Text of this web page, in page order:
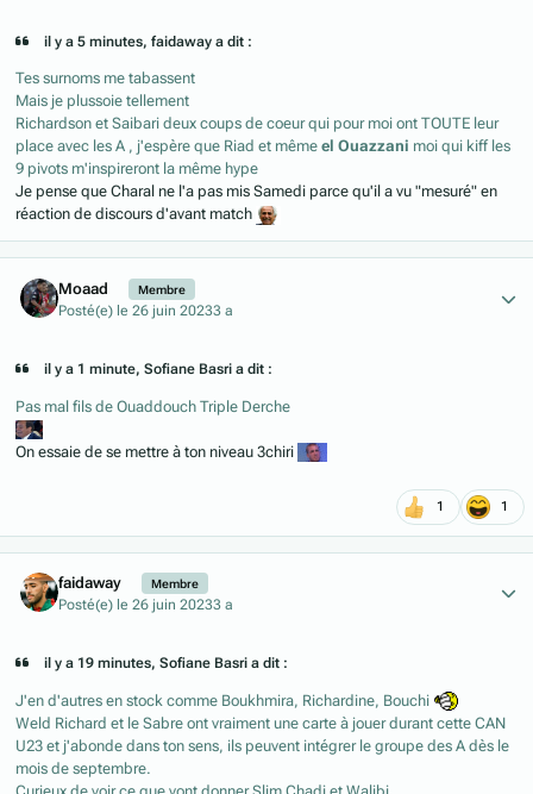
il y a 5 minutes, faidaway a dit :
Tes surnoms me tabassent
Mais je plussoie tellement
Richardson et Saibari deux coups de coeur qui pour moi ont TOUTE leur
place avec les A , j'espère que Riad et même el Ouazzani moi qui kiff les
9 pivots m'inspireront la même hype
Je pense que Charal ne l'a pas mis Samedi parce qu'il a vu "mesuré" en
réaction de discours d'avant match
Moaad Membre
Posté(e) le 26 juin 20233 a
il y a 1 minute, Sofiane Basri a dit :
Pas mal fils de Ouaddouch Triple Derche
On essaie de se mettre à ton niveau 3chiri
1 1
faidaway Membre
Posté(e) le 26 juin 20233 a
il y a 19 minutes, Sofiane Basri a dit :
J'en d'autres en stock comme Boukhmira, Richardine, Bouchi
Weld Richard et le Sabre ont vraiment une carte à jouer durant cette CAN
U23 et j'abonde dans ton sens, ils peuvent intégrer le groupe des A dès le
mois de septembre.